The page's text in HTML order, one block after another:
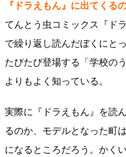
『ドラえもん』に出てくる
てんとう虫コミックス『ド
で繰り返し読んだぼくにと
たびたび登場する「学校の
よりもよく知っている。
実際に『ドラえもん』を読
るのか、モデルとなった町
になるところだろう。かく